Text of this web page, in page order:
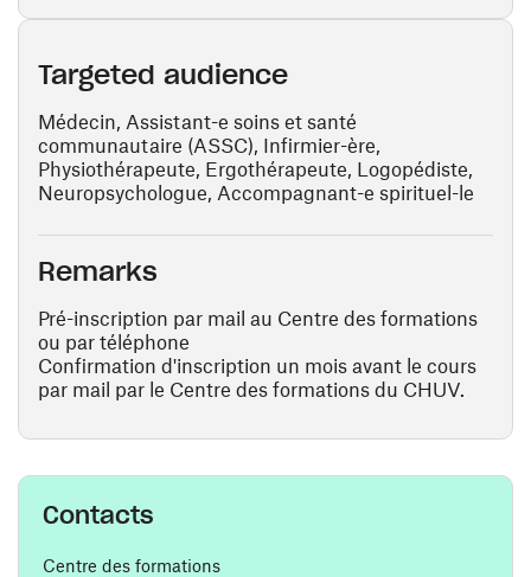
Targeted audience
Médecin, Assistant-e soins et santé
communautaire (ASSC), Infirmier-ère,
Physiothérapeute, Ergothérapeute, Logopédiste,
Neuropsychologue, Accompagnant-e spirituel-le
Remarks
Pré-inscription par mail au Centre des formations
ou par téléphone
Confirmation d'inscription un mois avant le cours
par mail par le Centre des formations du CHUV.
Contacts
Centre des formations